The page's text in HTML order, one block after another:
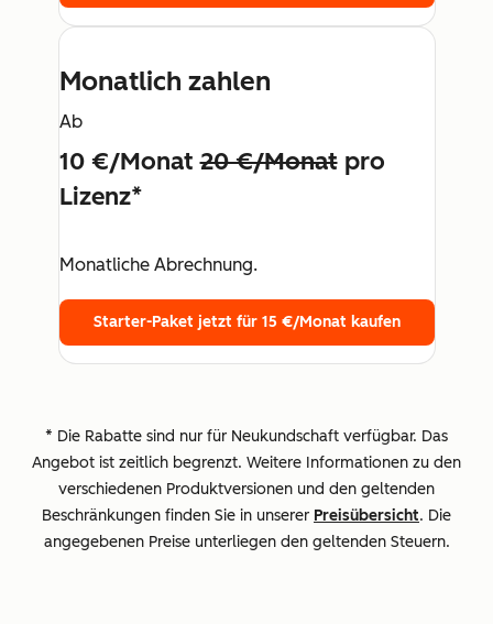
Monatlich zahlen
Ab
10 €/Monat20 €/Monatpro
Lizenz*
Monatliche Abrechnung.
Starter-Paket jetzt für 15 €/Monat kaufen
* Die Rabatte sind nur für Neukundschaft verfügbar. Das
Angebot ist zeitlich begrenzt. Weitere Informationen zu den
verschiedenen Produktversionen und den geltenden
Beschränkungen finden Sie in unserer Preisübersicht. Die
angegebenen Preise unterliegen den geltenden Steuern.